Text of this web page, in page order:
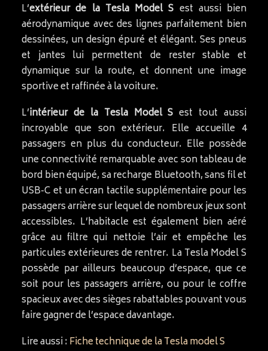
L’extérieur de la Tesla Model S est aussi bien
aérodynamique avec des lignes parfaitement bien
dessinées, un design épuré et élégant. Ses pneus
et jantes lui permettent de rester stable et
dynamique sur la route, et donnent une image
sportive et raffinée à la voiture.
L’intérieur de la Tesla Model S est tout aussi
incroyable que son extérieur. Elle accueille 4
passagers en plus du conducteur. Elle possède
une connectivité remarquable avec son tableau de
bord bien équipé, sa recharge Bluetooth, sans fil et
USB-C et un écran tactile supplémentaire pour les
passagers arrière sur lequel de nombreux jeux sont
accessibles. L’habitacle est également bien aéré
grâce au filtre qui nettoie l’air et empêche les
particules extérieures de rentrer. La Tesla Model S
possède par ailleurs beaucoup d’espace, que ce
soit pour les passagers arrière, ou pour le coffre
spacieux avec des sièges rabattables pouvant vous
faire gagner de l’espace davantage.
Lire aussi :Fiche technique de la Tesla model S